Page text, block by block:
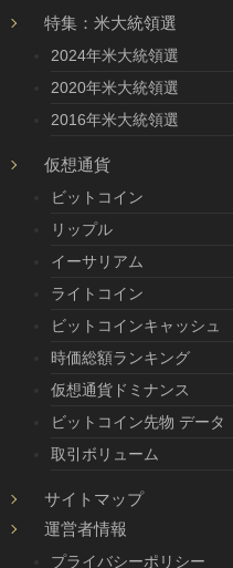
特集：米大統領選
2024年米大統領選
2020年米大統領選
2016年米大統領選
仮想通貨
ビットコイン
リップル
イーサリアム
ライトコイン
ビットコインキャッシュ
時価総額ランキング
仮想通貨ドミナンス
ビットコイン先物 データ
取引ボリューム
サイトマップ
運営者情報
プライバシーポリシー